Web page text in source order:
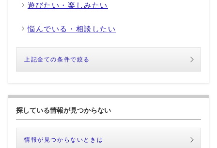
遊びたい・楽しみたい
悩んでいる・相談したい
上記全ての条件で絞る
探している情報が見つからない
情報が見つからないときは